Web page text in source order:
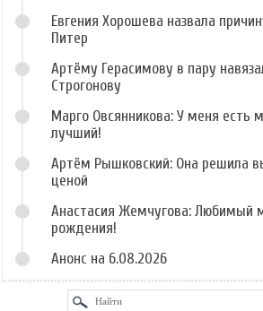
Евгения Хорошева назвала
Питер
Артёму Герасимову в пару
Строгонову
Марго Овсянникова: У меня есть
лучший!
Артём Рышковский: Она решила
ценой
Анастасия Жемчугова: Любимый
рождения!
Анонс на 6.08.2026